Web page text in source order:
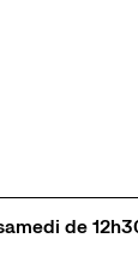
de